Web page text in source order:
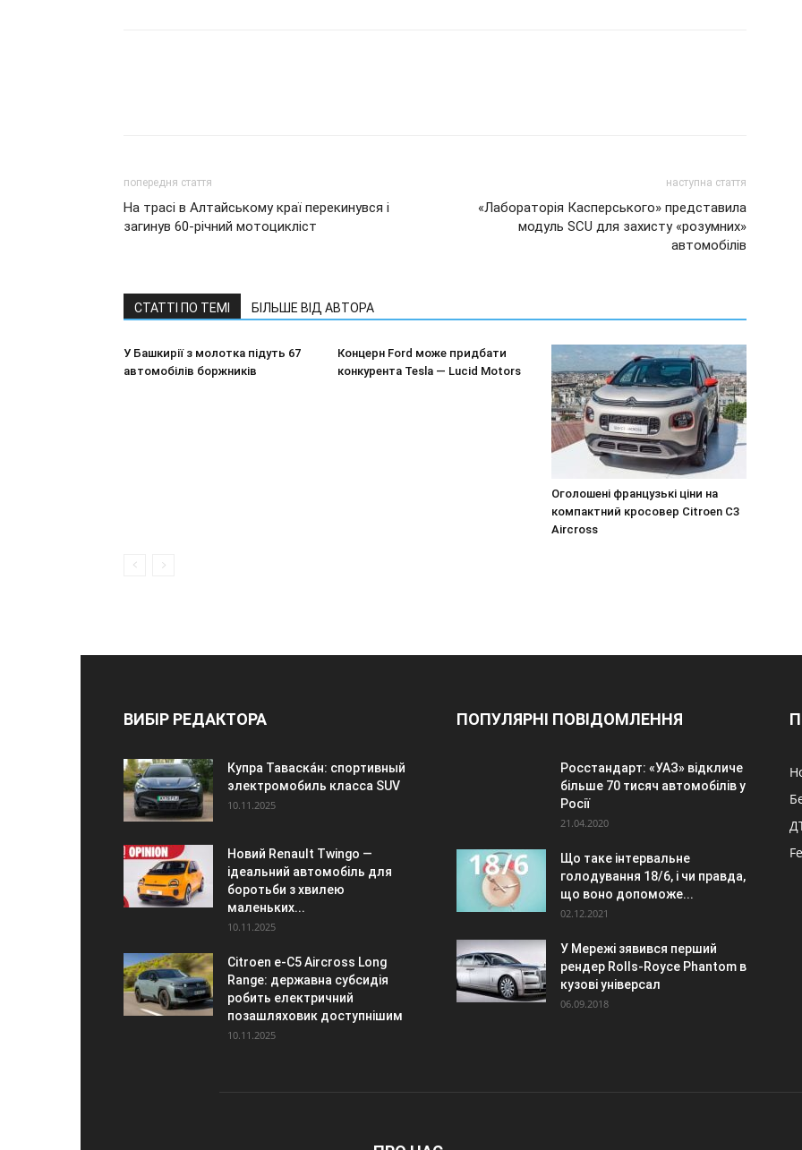
попередня стаття
На трасі в Алтайському краї перекинувся і
загинув 60-річний мотоцикліст
наступна стаття
«Лабораторія Касперського» представила
модуль SCU для захисту «розумних»
автомобілів
СТАТТІ ПО ТЕМІ БІЛЬШЕ ВІД АВТОРА
У Башкирії з молотка підуть 67
автомобілів боржників
Концерн Ford може придбати
конкурента Tesla — Lucid Motors
Оголошені французькі ціни на
компактний кросовер Citroen C3
Aircross
ВИБІР РЕДАКТОРА
Купра Таваска́н: спортивный
электромобиль класса SUV
10.11.2025
Новий Renault Twingo —
ідеальний автомобіль для
боротьби з хвилею
маленьких...
10.11.2025
Citroen e-C5 Aircross Long
Range: державна субсидія
робить електричний
позашляховик доступнішим
10.11.2025
ПОПУЛЯРНІ ПОВІДОМЛЕННЯ
Росстандарт: «УАЗ» відкличе
більше 70 тисяч автомобілів у
Росії
21.04.2020
Що таке інтервальне
голодування 18/6, і чи правда,
що воно допоможе...
02.12.2021
У Мережі зявився перший
рендер Rolls-Royce Phantom в
кузові універсал
06.09.2018